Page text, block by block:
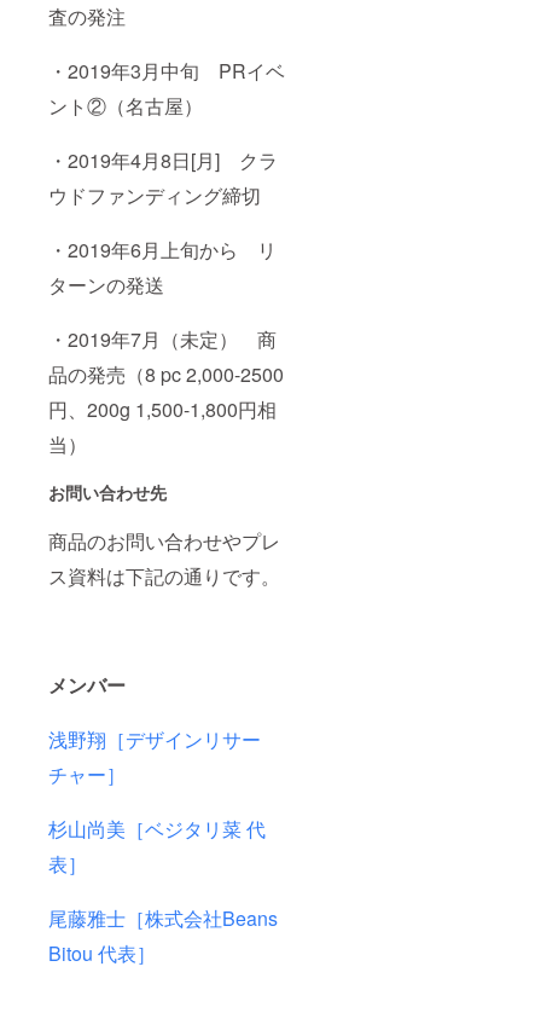
査の発注
・ 2019年3月中旬 PRイベ
ント②（名古屋）
・ 2019年4月8日[月] クラ
ウドファンディング締切
・ 2019年6月上旬から リ
ターンの発送
・ 2019年7月（未定） 商
品の発売（8 pc 2,000-2500
円、 200g 1,500-1,800円相
当）
お問い合わせ先
商品のお問い合わせやプレ
ス資料は下記の通りです。
メンバー
浅野翔［デザインリサー
チャー］
杉山尚美［ベジタリ菜 代
表］
尾藤雅士［株式会社Beans
Bitou 代表］